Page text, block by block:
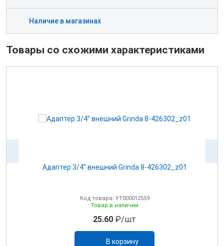
Наличие в магазинах
Товары со схожими характеристиками
Адаптер 3/4" внешний Grinda 8-426302_z01
Код товара: УТ000012559
Товар в наличии
25.60 ₽/шт
В корзину